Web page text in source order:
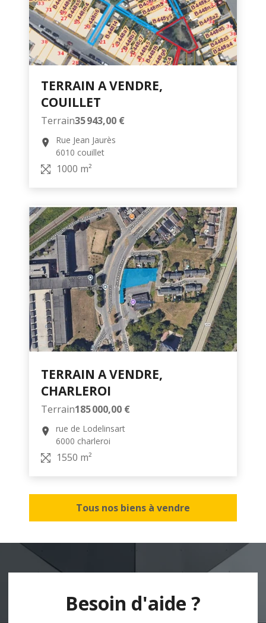
TERRAIN A VENDRE,
COUILLET
1000 m²
Terrain35 943,00 €
Rue Jean Jaurès
6010 couillet
TERRAIN A VENDRE,
CHARLEROI
1550 m²
Terrain185 000,00 €
rue de Lodelinsart
6000 charleroi
Tous nos biens à vendre
Besoin d'aide ?